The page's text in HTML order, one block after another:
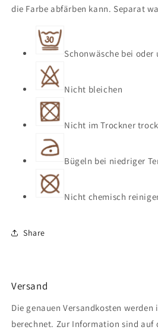
die Farbe abfärben kann. Separat
Schonwäsche bei oder
Nicht bleichen
Nicht im Trockner
Bügeln bei niedriger
Nicht chemisch
Share
Versand
Die genauen Versandkosten
berechnet. Zur Information sind auf